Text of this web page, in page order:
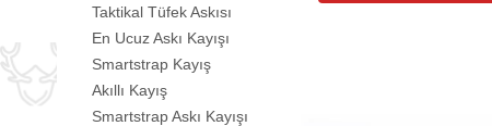
Taktikal Tüfek Askısı
En Ucuz Askı Kayışı
Smartstrap Kayış
Akıllı Kayış
Smartstrap Askı Kayışı